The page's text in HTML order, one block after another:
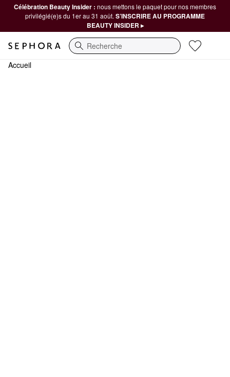
Célébration Beauty Insider : nous mettons le paquet pour nos membres
privilégié(e)s du 1er au 31 août. S’INSCRIRE AU PROGRAMME
BEAUTY INSIDER ▸
Recherche
Accueil